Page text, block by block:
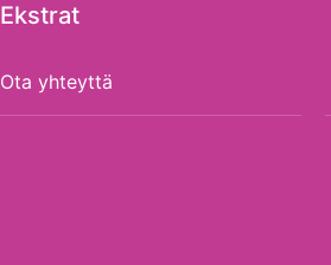
Ekstrat
Ota yhteyttä